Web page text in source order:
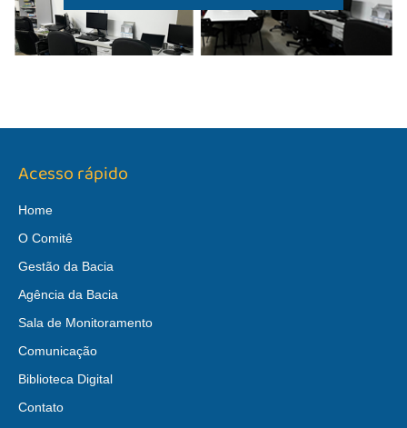
Acesso rápido
Home
O Comitê
Gestão da Bacia
Agência da Bacia
Sala de Monitoramento
Comunicação
Biblioteca Digital
Contato